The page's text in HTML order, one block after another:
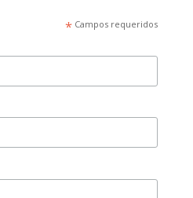
*Campos requeridos